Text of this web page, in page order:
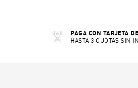
PAGA CON TARJETA
HASTA 3 CUOTAS SIN